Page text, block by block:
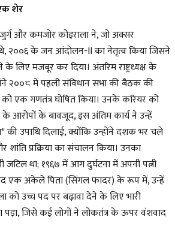
शेर
और कमजोर कोइराला ने, जो अक्सर
२००६ के जन आंदोलन-II का नेतृत्व किया जिसने
लिए मजबूर कर दिया। अंतरिम राष्ट्रध्यक्ष के
२००८ में पहली संविधान सभा की बैठक की
एक गणतंत्र घोषित किया। उनके करियर को
के आरोपों के बावजूद, इस अंतिम कार्य ने उन्हें
की उपाधि दिलाई, क्योंकि उन्होंने दशक भर चले
शांति प्रक्रिया का संचालन किया। उनका
जटिल था; १९६७ में आग दुर्घटना में अपनी पत्नी
एक अकेले पिता (सिंगल फादर) के रूप में, उन्हें
को उच्च पद पर बढ़ावा देने के लिए भारी
पड़ा, जिसे कई लोगों ने लोकतंत्र के ऊपर वंशवाद